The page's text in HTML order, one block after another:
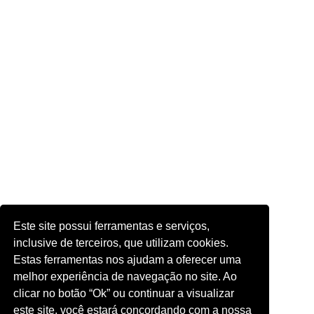
Este site possui ferramentas e serviços,
inclusive de terceiros, que utilizam cookies.
Estas ferramentas nos ajudam a oferecer uma
melhor experiência de navegação no site. Ao
clicar no botão “Ok” ou continuar a visualizar
este site, você estará concordando com a nossa